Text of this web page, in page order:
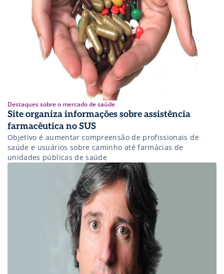
Destaques sobre o mercado de saúde
Site organiza informações sobre assistência
farmacêutica no SUS
Objetivo é aumentar compreensão de profissionais de
saúde e usuários sobre caminho até farmácias de
unidades públicas de saúde